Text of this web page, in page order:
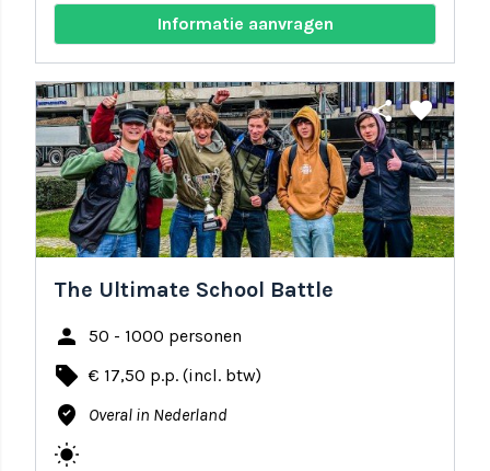
Informatie aanvragen
share favorite
The Ultimate School Battle
person 50 - 1000 personen
local_offer € 17,50 p.p. (incl. btw)
where_to_vote Overal in Nederland
wb_sunny